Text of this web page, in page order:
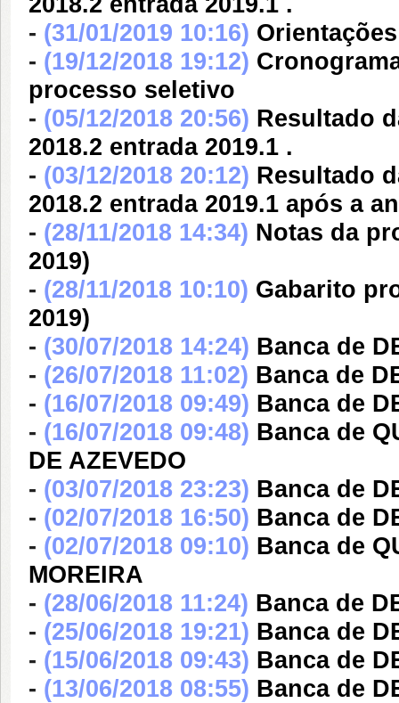
- (31/01/2019 10:16)
- (19/12/2018 19:12)
processo seletivo
- (05/12/2018 20:56) Resultado
2018.2 entrada 2019.1 .
- (03/12/2018 20:12) Resultado
2018.2 entrada 2019.1 após a
- (28/11/2018 14:34) Notas da
2019)
- (28/11/2018 10:10) Gabarito
2019)
- (30/07/2018 14:24) Banca de
- (26/07/2018 11:02) Banca de
- (16/07/2018 09:49) Banca de
- (16/07/2018 09:48) Banca de
DE AZEVEDO
- (03/07/2018 23:23) Banca de
- (02/07/2018 16:50) Banca de
- (02/07/2018 09:10) Banca de
MOREIRA
- (28/06/2018 11:24) Banca de
- (25/06/2018 19:21) Banca de
- (15/06/2018 09:43) Banca de
- (13/06/2018 08:55) Banca de